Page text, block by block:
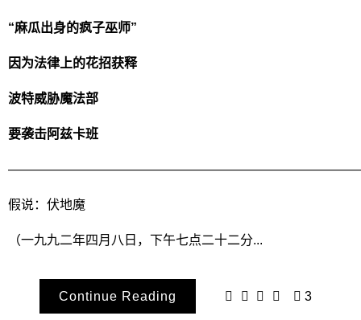
“麻瓜出身的疯子巫师”
因为法律上的花招获释
波特威胁魔法部
要袭击阿兹卡班
假说：伏地魔
（一九九二年四月八日，下午七点二十二分...
Continue Reading 3